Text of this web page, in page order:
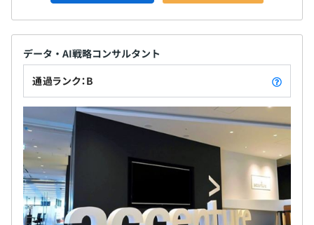
データ・AI戦略コンサルタント
通過ランク：B